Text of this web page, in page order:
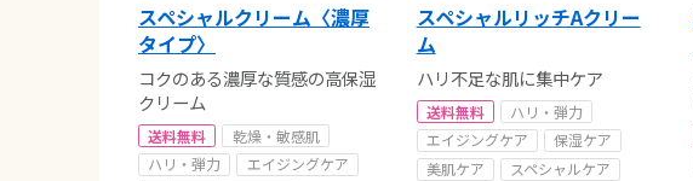
スペシャルクリーム〈濃厚
タイプ〉
コクのある濃厚な質感の高保湿
クリーム
送料無料
乾燥・敏感肌
ハリ・弾力
エイジングケア
スペシャルリッチAクリー
ム
ハリ不足な肌に集中ケア
送料無料
ハリ・弾力
エイジングケア
保湿ケア
美肌ケア
スペシャルケア